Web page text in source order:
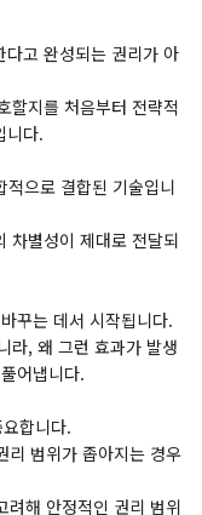
고 완성되는 권리가 아
할지를 처음부터 전략적
니다.
으로 결합된 기술입니
차별성이 제대로 전달되
꾸는 데서 시작됩니다.
라, 왜 그런 효과가 발생
어냅니다.
합니다.
리 범위가 좁아지는 경우
려해 안정적인 권리 범위